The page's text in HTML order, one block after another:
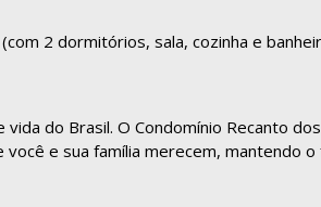
(com 2 dormitórios, sala, cozinha e
do Brasil. O Condomínio Recanto dos
e sua família merecem, mantendo o